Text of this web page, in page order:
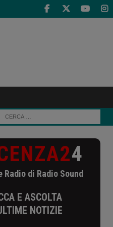
4
Radio di Radio Sound
E ASCOLTA
NOTIZIE